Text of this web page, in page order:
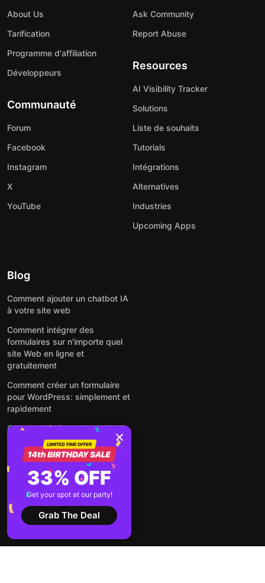
About Us
Tarification
Programme d'affiliation
Développeurs
Communauté
Forum
Facebook
Instagram
X
YouTube
Ask Community
Report Abuse
Resources
AI Visibility Tracker
Solutions
Liste de souhaits
Tutorials
Intégrations
Alternatives
Industries
Upcoming Apps
Blog
Comment ajouter un chatbot IA
à votre site web
Comment intégrer des
formulaires sur n'importe quel
site Web en ligne et
gratuitement
Comment créer un formulaire
pour WordPress: simplement et
rapidement
Comment intégrer des avis
Google gratuitement sur un site
web
Comment intégrer une fenêtre
contextuelle sur n'importe quel
site Web
Voir tous les articles
33% OFF
Get your spot at our party!
Grab The Deal